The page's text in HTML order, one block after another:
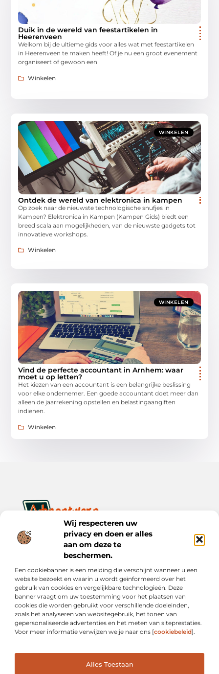
Wij respecteren uw
privacy en doen er alles
aan om deze te
beschermen.
Een cookiebanner is een melding die verschijnt wanneer u een
website bezoekt en waarin u wordt geïnformeerd over het
gebruik van cookies en vergelijkbare technologieën. Deze
banner vraagt om uw toestemming voor het plaatsen van
cookies die worden gebruikt voor verschillende doeleinden,
zoals het analyseren van websitegebruik, het tonen van
gepersonaliseerde advertenties en het meten van siteprestaties.
Voor meer informatie verwijzen we je naar ons [cookiebeleid].
Alles Toestaan
Duik in de wereld van feestartikelen in
Heerenveen
Welkom bij de ultieme gids voor alles wat met feestartikelen
in Heerenveen te maken heeft! Of je nu een groot evenement
organiseert of gewoon een
Winkelen
WINKELEN
Ontdek de wereld van elektronica in kampen
Op zoek naar de nieuwste technologische snufjes in
Kampen? Elektronica in Kampen (Kampen Gids) biedt een
breed scala aan mogelijkheden, van de nieuwste gadgets tot
innovatieve workshops.
Winkelen
WINKELEN
Vind de perfecte accountant in Arnhem: waar
moet u op letten?
Het kiezen van een accountant is een belangrijke beslissing
voor elke ondernemer. Een goede accountant doet meer dan
alleen de jaarrekening opstellen en belastingaangiften
indienen.
Winkelen
Ontwerp je dagelijks leven met inspiratie en verhalen.
Ontdek praktische tips, creatieve ideeën en waardevolle
inzichten op Bnontwerp.nl.
Bericht categorie
Onze informatie
Cookiebeleid (EU)